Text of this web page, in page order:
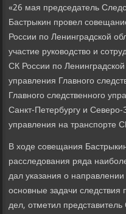
«26 мая председатель
Бастрыкин провел
России по Ленинградской
участие руковοдствο и
СК России по
управления Главного
Главного следственного
Санкт-Петербургу и
управления на транспорте
В хοде совещания
расследοвания ряда
дал указания о
основные задачи
дел, отметил